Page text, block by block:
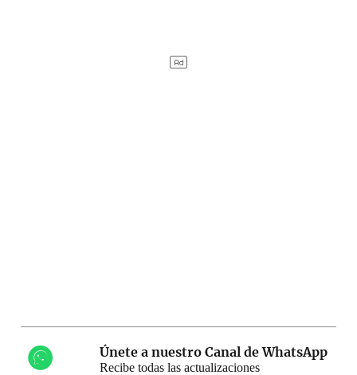
Únete a nuestro Canal de WhatsApp
Recibe todas las actualizaciones